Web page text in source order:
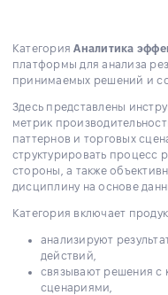
КатегорияАналитика
платформы для анализа
принимаемых решений и
Здесь представлены
метрик
паттернов и торговых
структурировать процесс
стороны, а также
дисциплину на основе
Категория включает
анализируют
действий,
связывают решения с
сценариями,